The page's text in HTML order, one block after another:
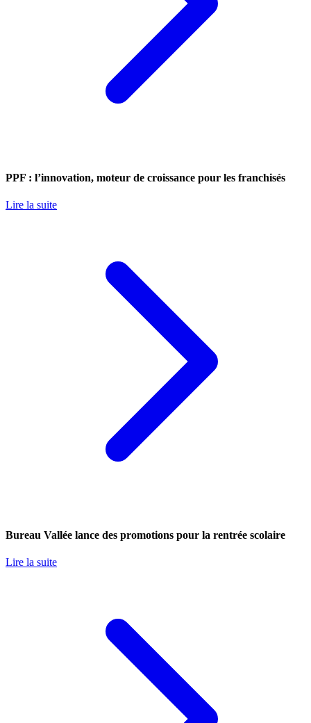
PPF : l’innovation, moteur de croissance pour les franchisés
Lire la suite
Bureau Vallée lance des promotions pour la rentrée scolaire
Lire la suite